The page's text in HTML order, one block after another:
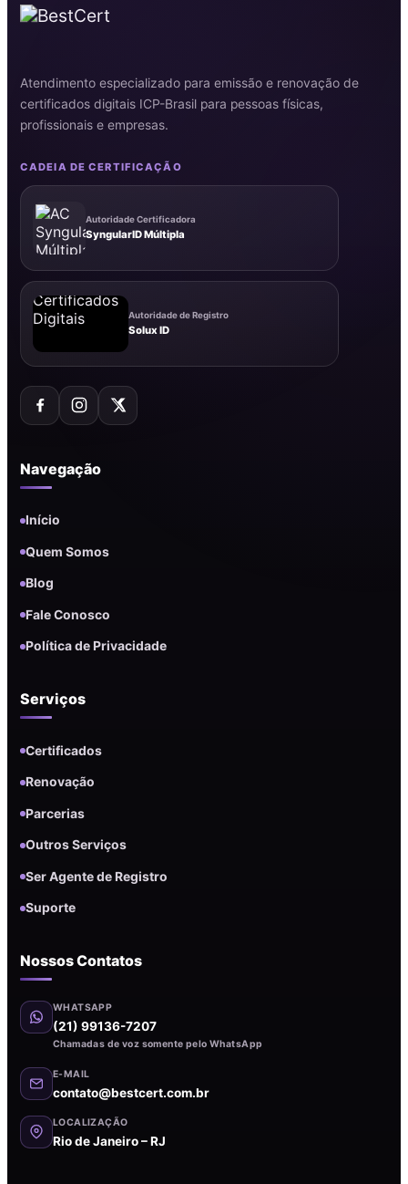
Atendimento especializado para emissão e renovação de
certificados digitais ICP-Brasil para pessoas físicas,
profissionais e empresas.
CADEIA DE CERTIFICAÇÃO
Autoridade Certificadora
SyngularID Múltipla
Autoridade de Registro
Solux ID
Navegação
Início
Quem Somos
Blog
Fale Conosco
Política de Privacidade
Serviços
Certificados
Renovação
Parcerias
Outros Serviços
Ser Agente de Registro
Suporte
Nossos Contatos
WHATSAPP
(21) 99136-7207
Chamadas de voz somente pelo WhatsApp
E-MAIL
contato@bestcert.com.br
LOCALIZAÇÃO
Rio de Janeiro – RJ